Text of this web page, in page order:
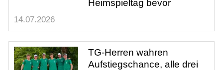
Heimspieltag bevor
14.07.2026
TG-Herren wahren
Aufstiegschance, alle drei